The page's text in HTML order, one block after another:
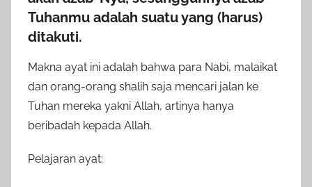
Tuhanmu adalah suatu yang (harus)
ditakuti.
Makna ayat ini adalah bahwa para Nabi, malaikat
dan orang-orang shalih saja mencari jalan ke
Tuhan mereka yakni Allah, artinya hanya
beribadah kepada Allah.
Pelajaran ayat: